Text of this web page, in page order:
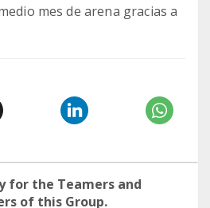
mes de arena gracias a
for the Teamers and
of this Group.